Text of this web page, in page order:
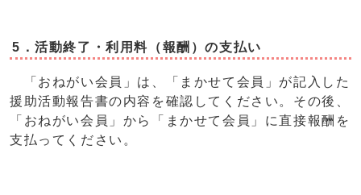
5．活動終了・利用料（報酬）の支払い
「おねがい会員」は、「まかせて会員」が記入した
援助活動報告書の内容を確認してください。その後、
「おねがい会員」から「まかせて会員」に直接報酬を
支払ってください。